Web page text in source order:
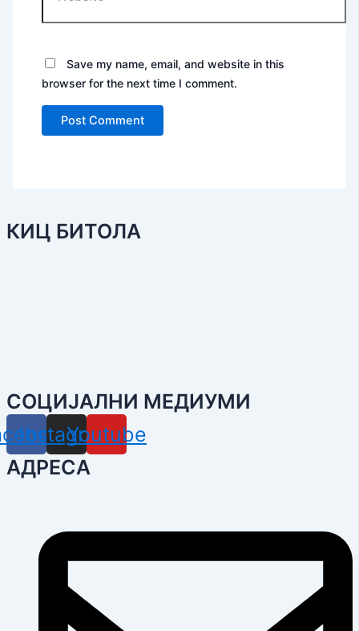
Save my name, email, and website in this
browser for the next time I comment.
КИЦ БИТОЛА
СОЦИЈАЛНИ МЕДИУМИ
Instagram
Youtube
АДРЕСА